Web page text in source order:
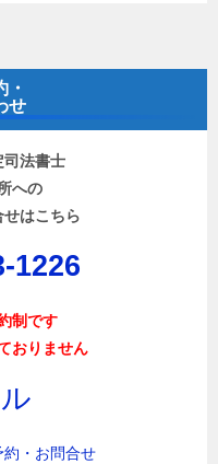
・
せ
司法書士
への
はこちら
1226
制です
おりません
約・お問合せ